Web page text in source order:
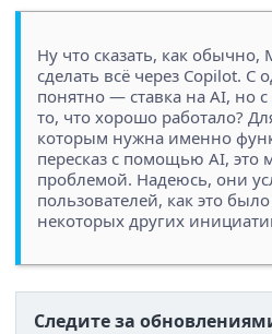
Ну что сказать, как обычно,
сделать всё через Copilot. С
понятно — ставка на AI, но
то, что хорошо работало?
которым нужна именно
пересказ с помощью AI, это
проблемой. Надеюсь, они
пользователей, как это
некоторых других
Следите за